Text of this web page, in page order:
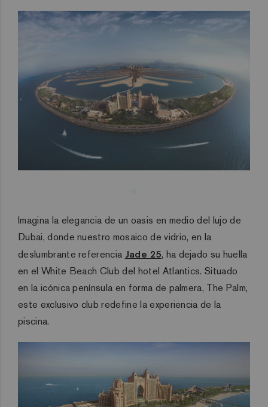
Imagina la elegancia de un oasis en medio del lujo de
Dubai, donde nuestro mosaico de vidrio, en la
deslumbrante referencia Jade 25, ha dejado su huella
en el White Beach Club del hotel Atlantics. Situado
en la icónica península en forma de palmera, The Palm,
este exclusivo club redefine la experiencia de la
piscina.